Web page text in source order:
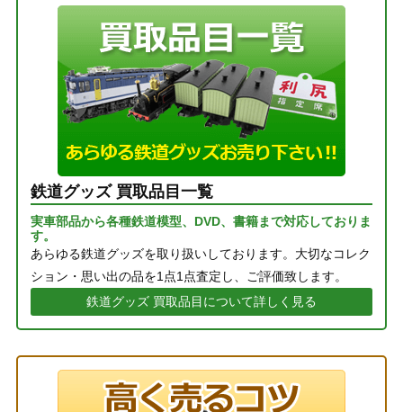
鉄道グッズ 買取品目一覧
実車部品から各種鉄道模型、DVD、書籍まで対応しておりま
す。
あらゆる鉄道グッズを取り扱いしております。大切なコレク
ション・思い出の品を1点1点査定し、ご評価致します。
鉄道グッズ 買取品目について詳しく見る